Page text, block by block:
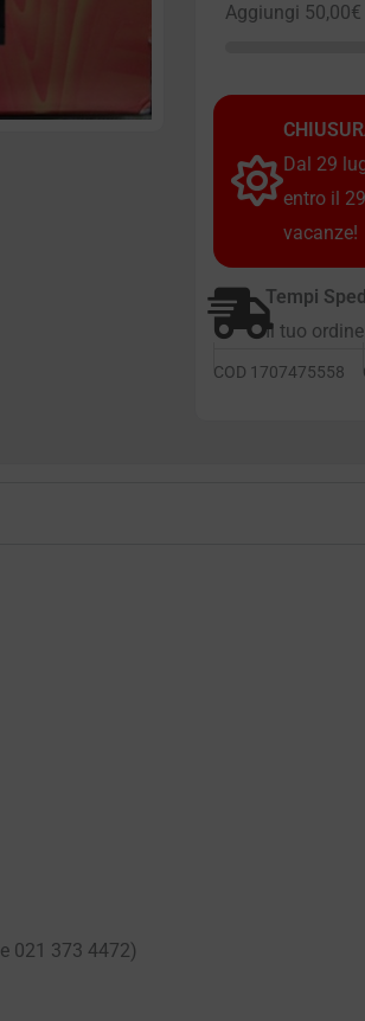
Aggiungi 50,00€
Dal 29
entro il
vacanze!
Tempi
Il tuo
COD 1707475558
021 373 4472)